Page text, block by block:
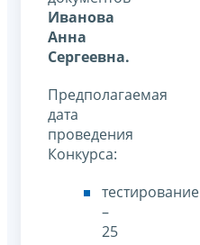
Иванова
Анна
Сергеевна.
Предполагаемая
дата
проведения
Конкурса:
тестирование
–
25